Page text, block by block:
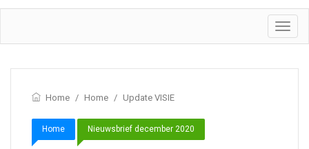
Home / Home / Update VISIE
Home Nieuwsbrief december 2020